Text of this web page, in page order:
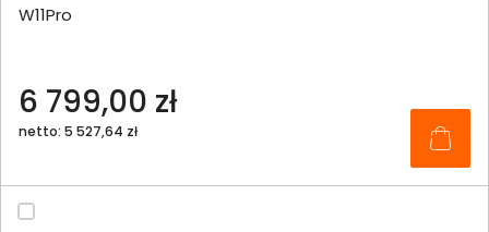
W11Pro
6 799,00 zł
netto: 5 527,64 zł